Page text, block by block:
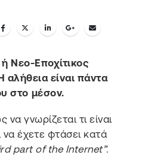
Νεο-Εποχίτικος
αλήθεια είναι πάντα
στο μέσον.
γνωρίζεται τι είναι
να έχετε φτάσει κατά
part of the Internet”.